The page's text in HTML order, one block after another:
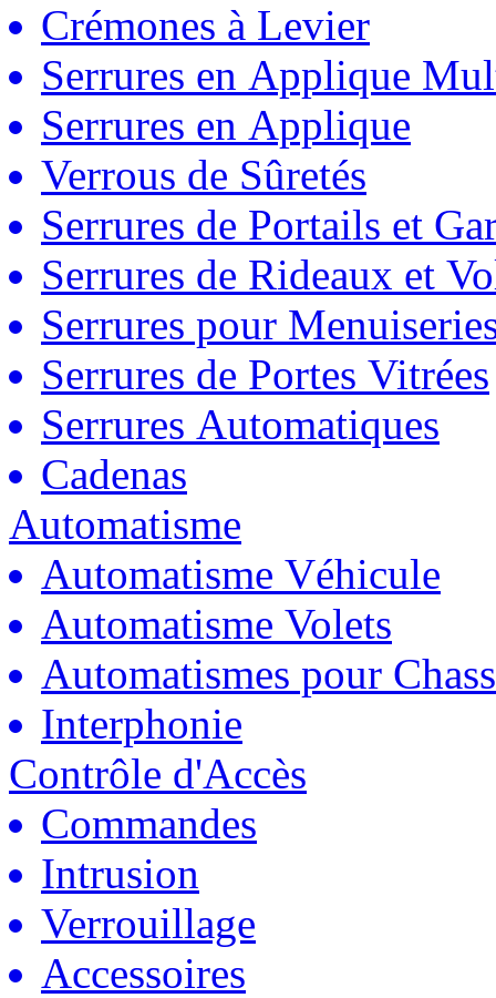
Crémones à Levier
Serrures en Applique
Serrures en Applique
Verrous de Sûretés
Serrures de Portails et
Serrures de Rideaux et
Serrures pour
Serrures de Portes Vitrées
Serrures Automatiques
Cadenas
Automatisme
Automatisme Véhicule
Automatisme Volets
Automatismes pour
Interphonie
Contrôle d'Accès
Commandes
Intrusion
Verrouillage
Accessoires